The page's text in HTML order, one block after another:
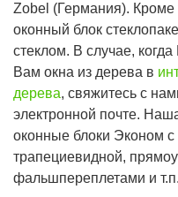
Zobel (Германия). Кроме
оконный блок
стеклом. В случае,
Вам окна из дерева в
дерева, свяжитесь с
электронной почте.
оконные блоки Эконом
трапециевидной,
фальшпереплетами и т.п.